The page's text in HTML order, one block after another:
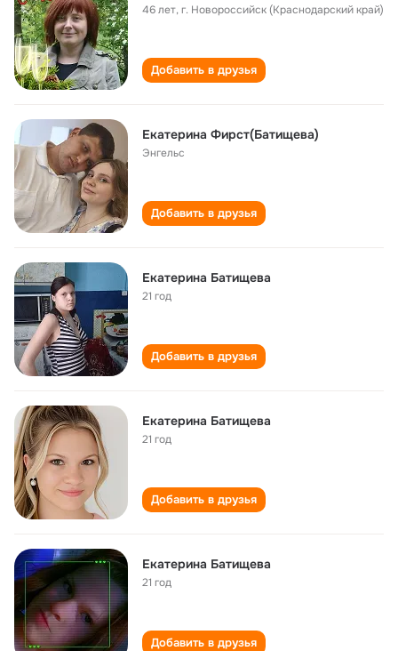
46 лет,г. Новороссийск (Краснодарский край)
Добавить в друзья
Екатерина Фирст(Батищева)
Энгельс
Добавить в друзья
Екатерина Батищева
21 год
Добавить в друзья
Екатерина Батищева
21 год
Добавить в друзья
Екатерина Батищева
21 год
Добавить в друзья